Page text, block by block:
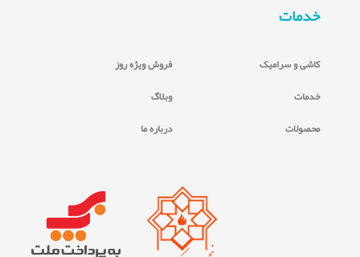
خدمات
کاشی و سرامیک
خدمات
محصولات
فروش ویژه روز
وبلاگ
درباره ما